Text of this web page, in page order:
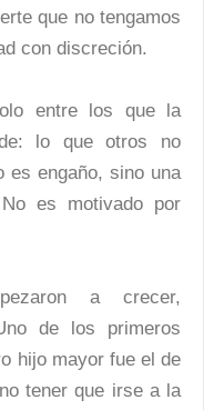
que no tengamos
con discreción.
entre los que la
lo que otros no
es engaño, sino una
es motivado por
a crecer,
de los primeros
hijo mayor fue el de
tener que irse a la